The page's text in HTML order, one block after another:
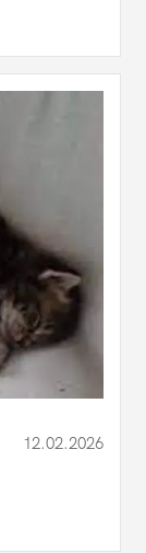
12.02.2026